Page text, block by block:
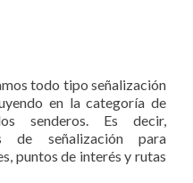
todo tipo señalización
en la categoría de
senderos. Es decir,
de señalización para
puntos de interés y rutas